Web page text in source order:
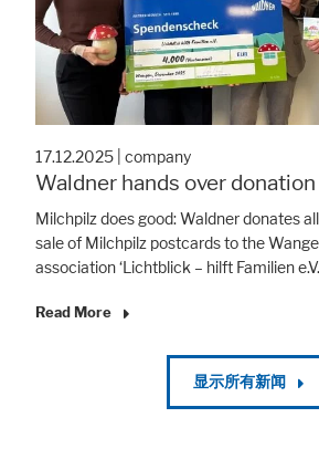
17.12.2025 company
Waldner hands over donation
Milchpilz does good: Waldner donates
sale of Milchpilz postcards to the
association ‘Lichtblick – hilft Familien
Read More
显示所有新闻